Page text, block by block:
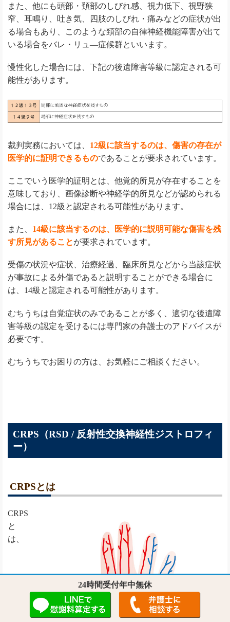
また、他にも頭部・頚部のしびれ感、視力低下、視野狭
窄、耳鳴り、吐き気、四肢のしびれ・痛みなどの症状が出
る場合もあり、このような頚部の自律神経機能障害が出て
いる場合をバレ・リュ―症候群といいます。
慢性化した場合には、下記の後遺障害等級に認定される可
能性があります。
裁判実務においては、 12級に該当するのは、傷害の存在が
医学的に証明できるものであることが要求されています。
ここでいう医学的証明とは、他覚的所見が存在することを
意味しており、画像診断や神経学的所見などが認められる
場合には、12級と認定される可能性があります。
また、 14級に該当するのは、医学的に説明可能な傷害を残
す所見があることが要求されています。
受傷の状況や症状、治療経過、臨床所見などから当該症状
が事故による外傷であると説明することができる場合に
は、14級と認定される可能性があります。
むちうちは自覚症状のみであることが多く、適切な後遺障
害等級の認定を受けるには専門家の弁護士のアドバイスが
必要です。
むちうちでお困りの方は、お気軽にご相談ください。
CRPS（RSD / 反射性交換神経性ジストロフィ
ー）
CRPSとは
CRPS
と
は、
24時間受付年中無休